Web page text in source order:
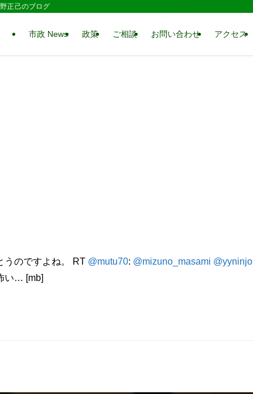
正己のブログ
市政 News 政策 ご相談 お問い合わせ アクセス
うのですよね。 RT @mutu70: @mizuno_masami @yyninjo
い… [mb]